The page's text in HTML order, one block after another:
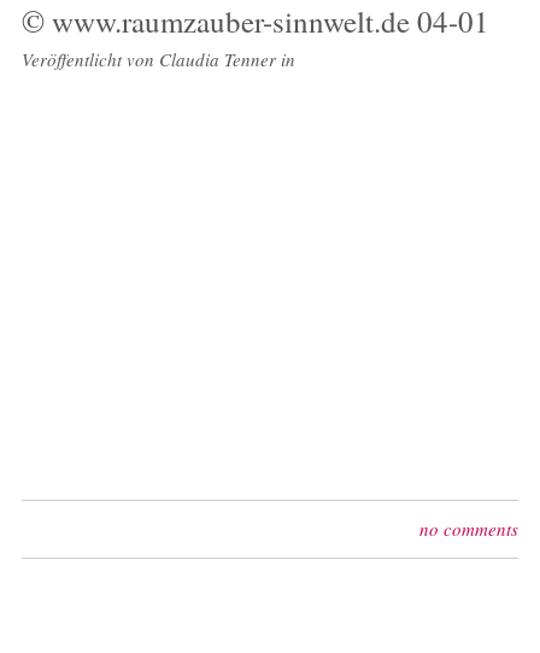
© www.raumzauber-sinnwelt.de 04-01
Veröffentlicht von Claudia Tennerin
no comments